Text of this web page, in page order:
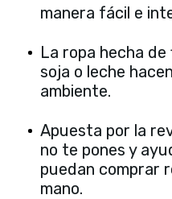
manera fácil e
La ropa hecha
soja o leche
ambiente.
Apuesta por la
no te pones y
puedan comprar
mano.